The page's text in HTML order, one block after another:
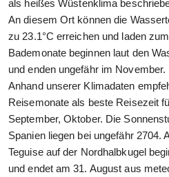
als heißes Wüstenklima
An diesem Ort können die
zu 23.1°C erreichen und laden
Bademonate beginnen laut den
und enden ungefähr im November.
Anhand unserer Klimadaten
Reisemonate als beste Reisezeit
September, Oktober. Die
Spanien liegen bei ungefähr 2704.
Teguise auf der Nordhalbkugel
und endet am 31. August aus